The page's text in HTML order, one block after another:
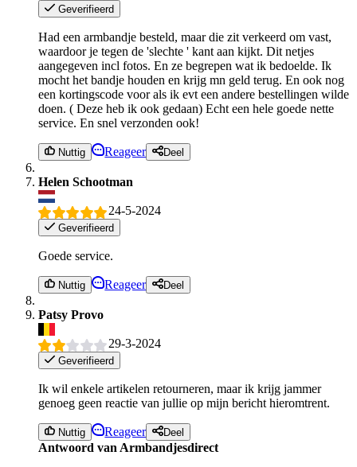
Geverifieerd
Had een armbandje besteld, maar die zit verkeerd om vast,
waardoor je tegen de 'slechte ' kant aan kijkt. Dit netjes
aangegeven incl fotos. En ze begrepen wat ik bedoelde. Ik
mocht het bandje houden en krijg mn geld terug. En ook nog
een kortingscode voor als ik evt een andere bestellingen wilde
doen. ( Deze heb ik ook gedaan) Echt een hele goede nette
service. En snel verzonden ook!
Nuttig Reageer Deel
Helen Schootman
24-5-2024
Geverifieerd
Goede service.
Nuttig Reageer Deel
Patsy Provo
29-3-2024
Geverifieerd
Ik wil enkele artikelen retourneren, maar ik krijg jammer
genoeg geen reactie van jullie op mijn bericht hieromtrent.
Nuttig Reageer Deel
Antwoord van Armbandjesdirect